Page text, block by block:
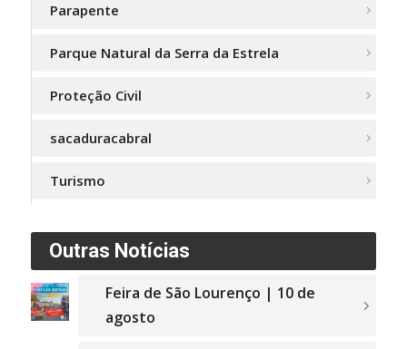
Parapente
Parque Natural da Serra da Estrela
Proteção Civil
sacaduracabral
Turismo
Outras Notícias
Feira de São Lourenço | 10 de
agosto